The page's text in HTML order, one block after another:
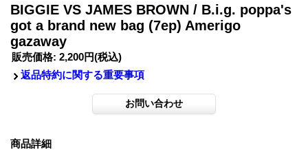
BIGGIE VS JAMES BROWN / B.i.g. poppa's
got a brand new bag (7ep) Amerigo
gazaway
販売価格: 2,200円(税込)
返品特約に関する重要事項
商品詳細